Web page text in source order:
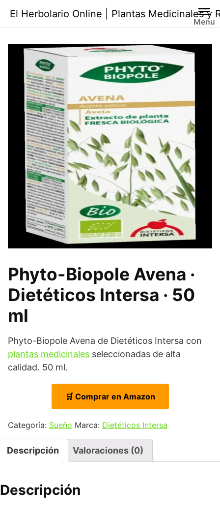
contenido
El Herbolario Online | Plantas Medicinales y
Menu
Phyto-Biopole Avena ·
Dietéticos Intersa · 50
ml
Phyto-Biopole Avena de Dietéticos Intersa con
plantas medicinales seleccionadas de alta
calidad. 50 ml.
🛒 Comprar en Amazon
Categoría: Sueño Marca: Dietéticos Intersa
Descripción Valoraciones (0)
Descripción